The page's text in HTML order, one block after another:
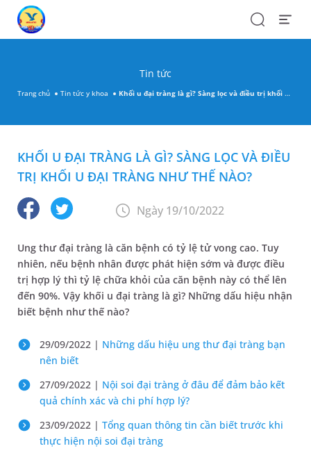
SearchOpen
Tin tức
Trang chủ Tin tức y khoa Khối u đại tràng là gì? Sàng lọc và điều trị khối u đại tràng như thế nào?
KHỐI U ĐẠI TRÀNG LÀ GÌ? SÀNG LỌC VÀ ĐIỀU
TRỊ KHỐI U ĐẠI TRÀNG NHƯ THẾ NÀO?
Ngày 19/10/2022
Ung thư đại tràng là căn bệnh có tỷ lệ tử vong cao. Tuy
nhiên, nếu bệnh nhân được phát hiện sớm và được điều
trị hợp lý thì tỷ lệ chữa khỏi của căn bệnh này có thể lên
đến 90%. Vậy khối u đại tràng là gì? Những dấu hiệu nhận
biết bệnh như thế nào?
29/09/2022 | Những dấu hiệu ung thư đại tràng bạn
nên biết
27/09/2022 | Nội soi đại tràng ở đâu để đảm bảo kết
quả chính xác và chi phí hợp lý?
23/09/2022 | Tổng quan thông tin cần biết trước khi
thực hiện nội soi đại tràng